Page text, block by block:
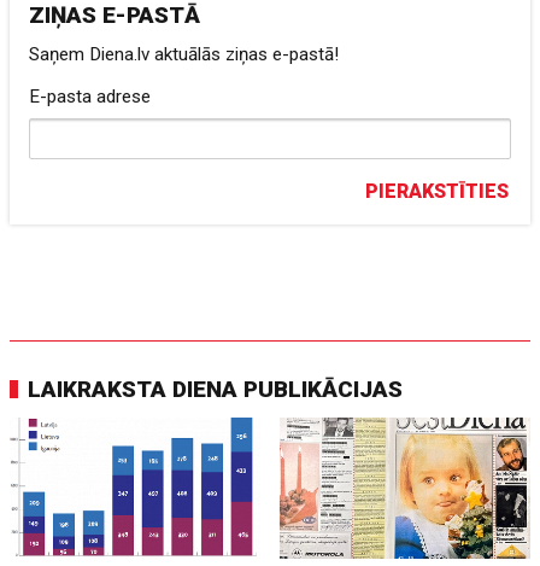
ZIŅAS E-PASTĀ
Saņem Diena.lv aktuālās ziņas e-pastā!
E-pasta adrese
PIERAKSTĪTIES
LAIKRAKSTA DIENA PUBLIKĀCIJAS